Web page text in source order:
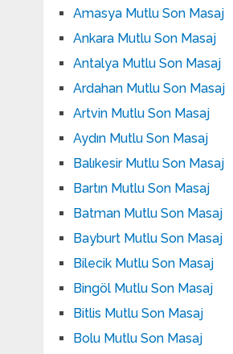
Amasya Mutlu Son Masaj
Ankara Mutlu Son Masaj
Antalya Mutlu Son Masaj
Ardahan Mutlu Son Masaj
Artvin Mutlu Son Masaj
Aydın Mutlu Son Masaj
Balıkesir Mutlu Son Masaj
Bartın Mutlu Son Masaj
Batman Mutlu Son Masaj
Bayburt Mutlu Son Masaj
Bilecik Mutlu Son Masaj
Bingöl Mutlu Son Masaj
Bitlis Mutlu Son Masaj
Bolu Mutlu Son Masaj